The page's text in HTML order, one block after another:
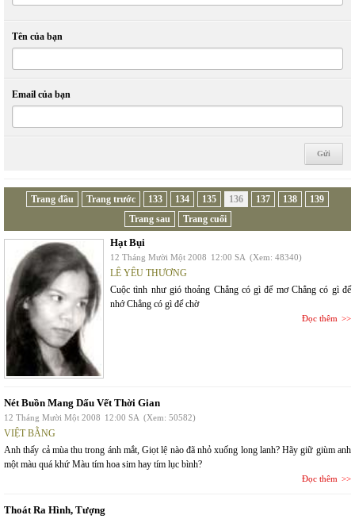
Tên của bạn
Email của bạn
Trang đầu Trang trước 133 134 135 136 137 138
139
Trang sau
Trang cuối
Hạt Bụi
12 Tháng Mười Một 2008 12:00 SA (Xem: 48340)
LÊ YÊU THƯƠNG
Cuộc tình như gió thoảng Chẳng có gì để mơ Chẳng có gì để
nhớ Chẳng có gì để chờ
Đọc thêm
Nét Buồn Mang Dấu Vết Thời Gian
12 Tháng Mười Một 2008 12:00 SA (Xem: 50582)
VIỆT BẰNG
Anh thấy cả mùa thu trong ánh mắt, Giọt lệ nào đã nhỏ xuống long lanh? Hãy giữ giùm anh
một màu quá khứ Màu tím hoa sim hay tím lục bình?
Đọc thêm
Thoát Ra Hình, Tượng